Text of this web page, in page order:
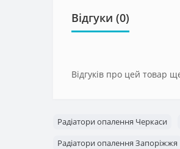
Відгуки (0)
Відгуків про цей товар
Радіатори опалення Черкаси
Радіатори опалення Запоріжжя